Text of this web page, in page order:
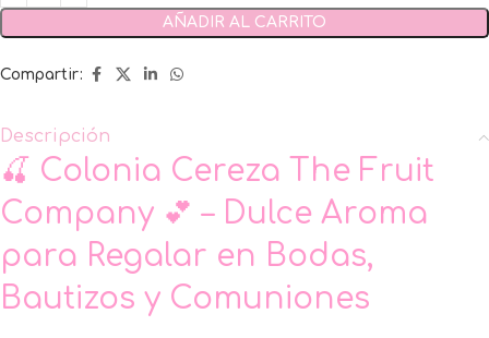
AÑADIR AL CARRITO
Compartir:
Descripción
🍒 Colonia Cereza The Fruit
Company 💕 – Dulce Aroma
para Regalar en Bodas,
Bautizos y Comuniones